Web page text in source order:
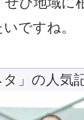
ですね。
タ」の人気